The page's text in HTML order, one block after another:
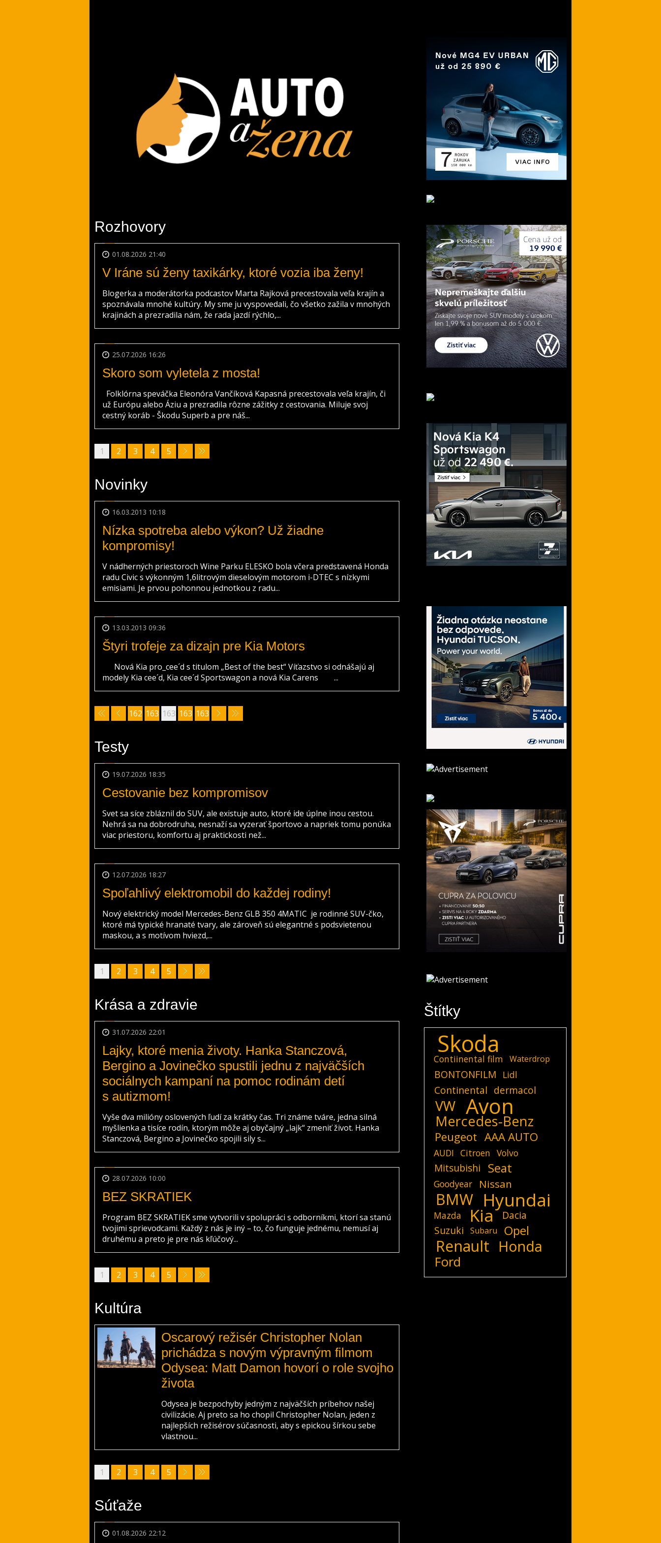
Rozhovory
01.08.2026 21:40
V Iráne sú ženy taxikárky, ktoré vozia iba ženy!
Blogerka a moderátorka podcastov Marta Rajková precestovala veľa krajín a
spoznávala mnohé kultúry. My sme ju vyspovedali, čo všetko zažila v mnohých
krajinách a prezradila nám, že rada jazdí rýchlo,...
25.07.2026 16:26
Skoro som vyletela z mosta!
Folklórna speváčka Eleonóra Vančíková Kapasná precestovala veľa krajín, či
už Európu alebo Áziu a prezradila rôzne zážitky z cestovania. Miluje svoj
cestný koráb - Škodu Superb a pre náš...
1 2 3 4 5
Novinky
16.03.2013 10:18
Nízka spotreba alebo výkon? Už žiadne
kompromisy!
V nádherných priestoroch Wine Parku ELESKO bola včera predstavená Honda
radu Civic s výkonným 1,6litrovým dieselovým motorom i-DTEC s nízkymi
emisiami. Je prvou pohonnou jednotkou z radu...
13.03.2013 09:36
Štyri trofeje za dizajn pre Kia Motors
Nová Kia pro_cee´d s titulom „Best of the best“ Víťazstvo si odnášajú aj
modely Kia cee´d, Kia cee´d Sportswagon a nová Kia Carens ...
162 163 163 163 163
Testy
19.07.2026 18:35
Cestovanie bez kompromisov
Svet sa síce zbláznil do SUV, ale existuje auto, ktoré ide úplne inou cestou.
Nehrá sa na dobrodruha, nesnaží sa vyzerať športovo a napriek tomu ponúka
viac priestoru, komfortu aj praktickosti než...
12.07.2026 18:27
Spoľahlivý elektromobil do každej rodiny!
Nový elektrický model Mercedes-Benz GLB 350 4MATIC je rodinné SUV-čko,
ktoré má typické hranaté tvary, ale zároveň sú elegantné s podsvietenou
maskou, a s motívom hviezd,...
1 2 3 4 5
Krása a zdravie
31.07.2026 22:01
Lajky, ktoré menia životy. Hanka Stanczová,
Bergino a Jovinečko spustili jednu z najväčších
sociálnych kampaní na pomoc rodinám detí
s autizmom!
Vyše dva milióny oslovených ľudí za krátky čas. Tri známe tváre, jedna silná
myšlienka a tisíce rodín, ktorým môže aj obyčajný „lajk“ zmeniť život. Hanka
Stanczová, Bergino a Jovinečko spojili sily s...
28.07.2026 10:00
BEZ SKRATIEK
Program BEZ SKRATIEK sme vytvorili v spolupráci s odborníkmi, ktorí sa stanú
tvojimi sprievodcami. Každý z nás je iný – to, čo funguje jednému, nemusí aj
druhému a preto je pre nás kľúčový...
1 2 3 4 5
Kultúra
Oscarový režisér Christopher Nolan
prichádza s novým výpravným filmom
Odysea: Matt Damon hovorí o role svojho
života
Odysea je bezpochyby jedným z najväčších príbehov našej
civilizácie. Aj preto sa ho chopil Christopher Nolan, jeden z
najlepších režisérov súčasnosti, aby s epickou šírkou sebe
vlastnou...
1 2 3 4 5
Súťaže
01.08.2026 22:12
Štítky
Skoda
Contiinental film Waterdrop
BONTONFILM Lidl
Continental dermacol
VW Avon
Mercedes-Benz
Peugeot AAA AUTO
AUDI Citroen Volvo
Mitsubishi Seat
Goodyear Nissan
BMW Hyundai
Mazda Kia
Dacia
Suzuki
Subaru Opel
Renault Honda
Ford